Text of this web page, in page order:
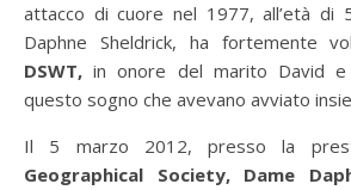
attacco di cuore nel 1977, all’età di
Daphne Sheldrick, ha fortemente
DSWT,in onore del marito David
questo sogno che avevano avviato
Il 5 marzo 2012, presso la
Geographical Society, Dame